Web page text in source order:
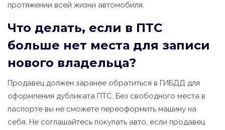
протяжении всей жизни автомобиля.
Что делать, если в ПТС
больше нет места для записи
нового владельца?
Продавец должен заранее обратиться в ГИБДД для
оформления дубликата ПТС. Без свободного места в
паспорте вы не сможете переоформить машину на
себя. Не соглашайтесь покупать авто, если продавец